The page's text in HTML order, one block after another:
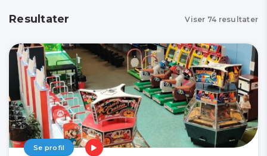
Resultater Viser 74 resultater
Se profil